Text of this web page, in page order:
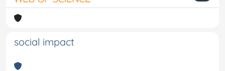
social impact